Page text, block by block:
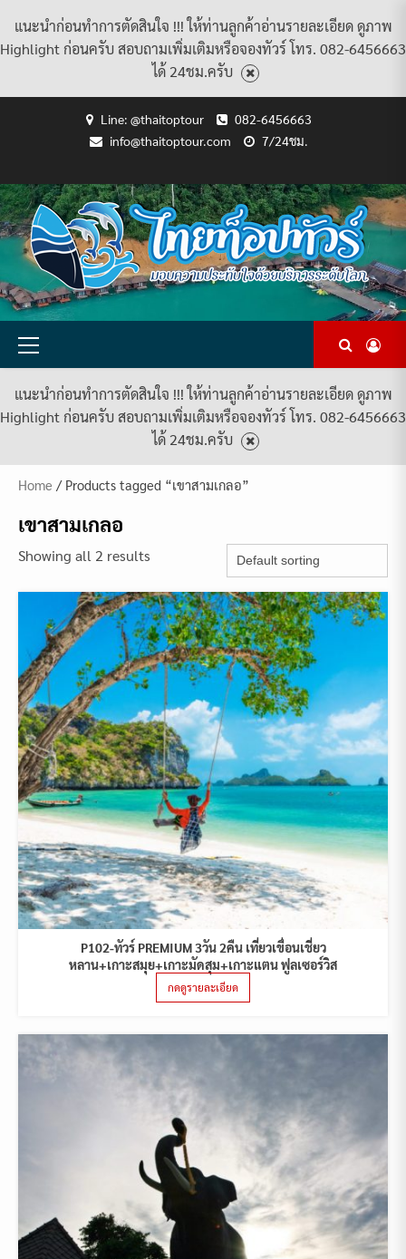
แนะนำก่อนทำการตัดสินใจ !!! ให้ท่านลูกค้าอ่านรายละเอียด ดูภาพ
Highlight ก่อนครับ สอบถามเพิ่มเติมหรือจองทัวร์ โทร. 082-6456663
ได้ 24ชม.ครับ
Line: @thaitoptour
082-6456663
info@thaitoptour.com
7/24ชม.
USACCOUNT
POLICY
AND
CONDITIONS
แพ็คเกจ
ทัวร์
ทั้งหมด
ต้อนรับ
สู่
ไทย
ท็อป
ทัวร์
กับ
เรา
ทัวร์
ทั้งหมด
Primary
แนะนำก่อนทำการตัดสินใจ !!! ให้ท่านลูกค้าอ่านรายละเอียด ดูภาพ
Highlight ก่อนครับ สอบถามเพิ่มเติมหรือจองทัวร์ โทร. 082-6456663
ได้ 24ชม.ครับ
Home / Products tagged “เขาสามเกลอ”
เขาสามเกลอ
Showing all 2 results
P102-ทัวร์ PREMIUM 3วัน 2คืน เที่ยวเขื่อนเชี่ยว
หลาน+เกาะสมุย+เกาะมัดสุม+เกาะแตน ฟูลเซอร์วิส
กดดูรายละเอียด